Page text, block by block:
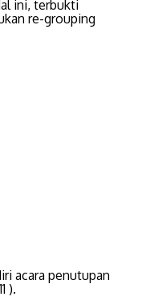
ini, terbukti
re-grouping
acara penutupan
).